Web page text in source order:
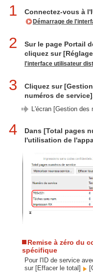
1 Connectez-vous à
Démarrage de
2
Sur le page Portail
cliquez sur
l'interface utilisateur
3 Cliquez sur
numéros de
L'écran [Gestion des
4
Dans [Total pages
l'utilisation de
Remise à zéro du
spécifique
Pour l'ID de service
sur [Effacer le total]